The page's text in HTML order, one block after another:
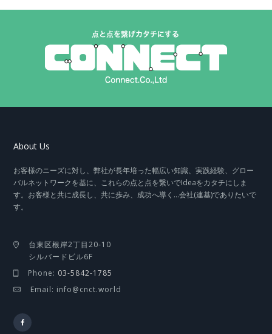
About Us
お客様のニーズに対し、弊社が長年培った幅広い知識、実践経験、グロー
バルネットワークを基に、これらの点と点を繋いでIdeaをカタチにしま
す。お客様と共に成長し、共に歩み、成功へ導く…会社(連基)でありたいで
す。
台東区根岸2丁目20-10
シルバードビル6F
Phone: 03-5842-1785
Email: info@cnct.world